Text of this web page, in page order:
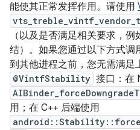
能使其正常发挥作用。请使用
（以及是否满足相关要求，
结）。如果您通过以下方式调
到其他进程之前，您无需满足
@VintfStability 接口：在
用；在 C++ 后端使用